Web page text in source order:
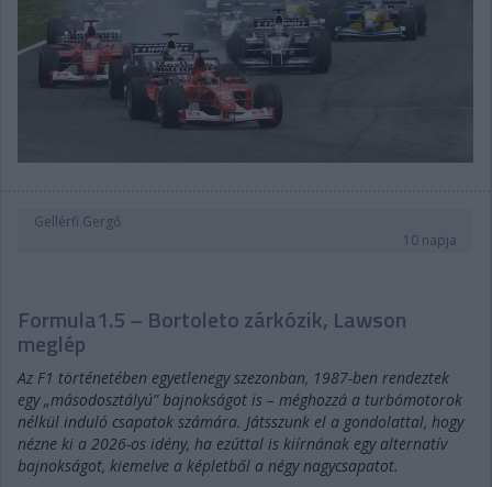
Gellérfi Gergő
10 napja
Formula1.5 – Bortoleto zárkózik, Lawson
meglép
Az F1 történetében egyetlenegy szezonban, 1987-ben rendeztek
egy „másodosztályú” bajnokságot is – méghozzá a turbómotorok
nélkül induló csapatok számára. Játsszunk el a gondolattal, hogy
nézne ki a 2026-os idény, ha ezúttal is kiírnának egy alternatív
bajnokságot, kiemelve a képletből a négy nagycsapatot.